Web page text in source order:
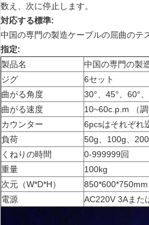
数え、次に停止します。
対応する標準:
中国の専門の製造ケーブルの屈曲のテ
指定:
製品名
中国の専門の製
ジグ
6セット
曲がる角度
30°、45°、60°
曲がる速度
10~60c.p.m （調
カウンター
6pcsはそれぞれ
負荷
50g、100g、
くねりの時間
0-999999回
重量
100kg
次元（W*D*H）
850*600*750mm
電源
AC220V 3Aまた